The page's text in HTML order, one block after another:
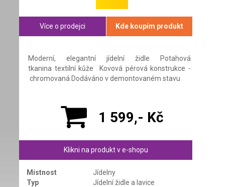
Více o prodejci Kde koupím produkt
Moderní, elegantní jídelní židle Potahová
tkanina textilní kůže Kovová pérová konstrukce -
chromovaná Dodáváno v demontovaném stavu
1 599,- Kč
Klikni na produkt v e-shopu
Místnost
Jídelny
Typ
Jídelní židle a lavice